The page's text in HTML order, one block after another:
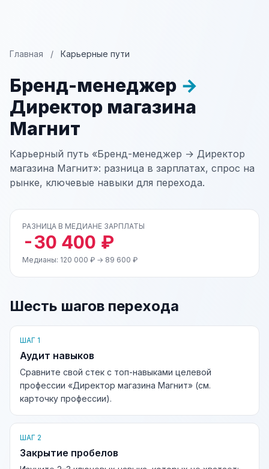
Главная / Карьерные пути
Бренд-менеджер →
Директор магазина
Магнит
Карьерный путь «Бренд-менеджер → Директор
магазина Магнит»: разница в зарплатах, спрос на
рынке, ключевые навыки для перехода.
РАЗНИЦА В МЕДИАНЕ ЗАРПЛАТЫ
-30 400 ₽
Медианы: 120 000 ₽ → 89 600 ₽
Шесть шагов перехода
ШАГ 1
Аудит навыков
Сравните свой стек с топ-навыками целевой
профессии «Директор магазина Магнит» (см.
карточку профессии).
ШАГ 2
Закрытие пробелов